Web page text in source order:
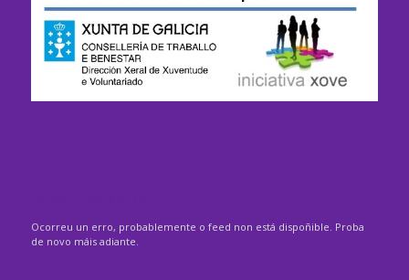
Ocorreu un erro, probablemente o feed non está dispoñible. Proba
de novo máis adiante.